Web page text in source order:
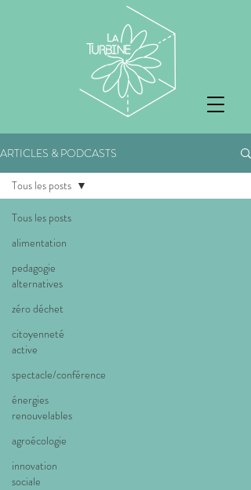
ARTICLES & PODCASTS
Tous les posts
alimentation
pedagogie
alternatives
zéro déchet
citoyenneté
active
spectacle/conférence
énergies
renouvelables
agroécologie
innovation
sociale
Tous les posts